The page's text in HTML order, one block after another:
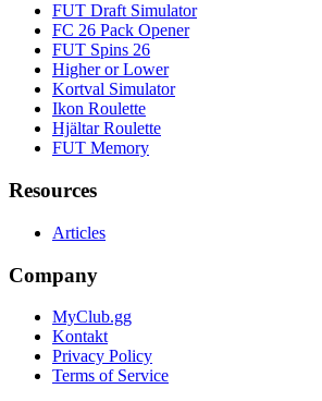
FUT Draft Simulator
FC 26 Pack Opener
FUT Spins 26
Higher or Lower
Kortval Simulator
Ikon Roulette
Hjältar Roulette
FUT Memory
Resources
Articles
Company
MyClub.gg
Kontakt
Privacy Policy
Terms of Service